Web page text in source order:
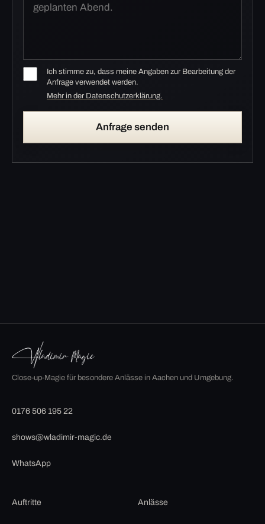
Ich stimme zu, dass meine Angaben zur Bearbeitung der
Anfrage verwendet werden.
Mehr in der Datenschutzerklärung.
Anfrage senden
Close-up-Magie für besondere Anlässe in Aachen und Umgebung.
0176 506 195 22
shows@wladimir-magic.de
WhatsApp
Auftritte Anlässe